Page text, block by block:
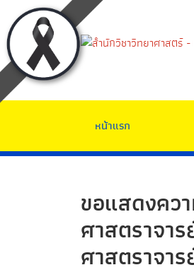
หน้าแรก
ขอแสดงคว
ศาสตราจา
ศาสตราจาร